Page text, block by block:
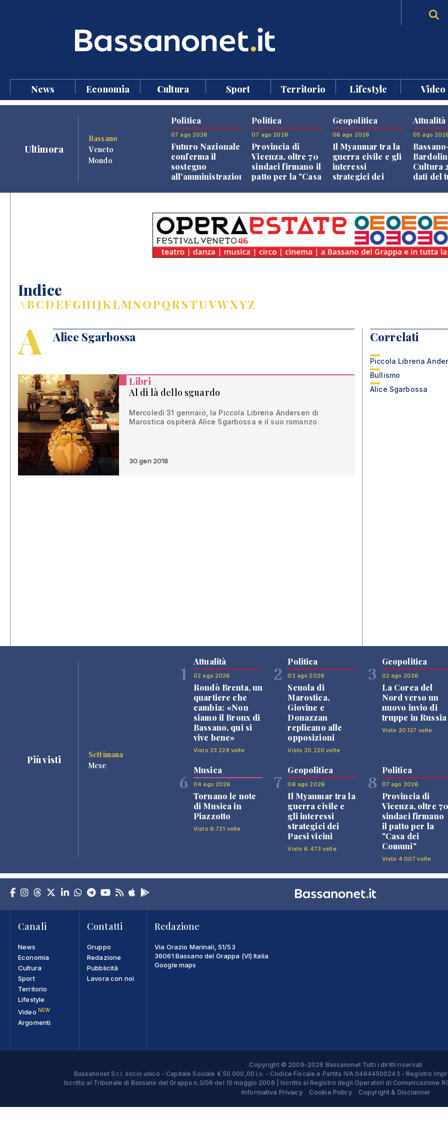
News Economia Cultura Sport Territorio Lifestyle Video
Ultimora
Bassano
Veneto
Mondo
Politica
07 ago 2026
Futuro Nazionale
conferma il
sostegno
all'amministrazione
Politica
07 ago 2026
Provincia di
Vicenza, oltre 70
sindaci firmano il
patto per la "Casa
Geopolitica
06 ago 2026
Il Myanmar tra la
guerra civile e gli
interessi
strategici dei
Attualità
05 ago
Cultura
dati del
Indice
ABCDEFGHIJKLMNOPQRSTUVWXYZ
A Alice Sgarbossa
Libri
Al di là dello sguardo
Mercoledì 31 gennaio, la Piccola Libreria Andersen di
Marostica ospiterà Alice Sgarbossa e il suo romanzo
30 gen 2018
Correlati
Piccola Libreria
Bullismo
Alice Sgarbossa
Più visti
Settimana
Mese
1
Attualità
02 ago 2026
Rondò Brenta, un
quartiere che
cambia: «Non
siamo il Bronx di
Bassano, qui si
vive bene»
Visto 23.228 volte
2
Politica
02 ago 2026
Scuola di
Marostica,
Giovine e
Donazzan
replicano alle
opposizioni
Visto 20.220 volte
3
Geopolitica
02 ago 2026
La Corea del
Nord verso un
nuovo invio di
truppe in Russia
Visto 20.137 volte
6
Musica
04 ago 2026
Tornano le note
di Musica in
Piazzotto
Visto 6.721 volte
7
Geopolitica
06 ago 2026
Il Myanmar tra la
guerra civile e
gli interessi
strategici dei
Paesi vicini
Visto 6.473 volte
8
Politica
07 ago 2026
Provincia di
Vicenza, oltre
sindaci firmano
il patto per la
"Casa dei
Comuni"
Visto 4.007 volte
Canali
News
Economia
Cultura
Sport
Territorio
Lifestyle
Video NEW
Argomenti
Contatti
Gruppo
Redazione
Pubblicità
Lavora con noi
Redazione
Via Orazio Marinali, 51/53
36061 Bassano del Grappa (VI) Italia
Google maps
Copyright © 2009-2026 Bassanonet Tutti i diritti riservati
Bassanonet S.r.l. socio unico - Capitale Sociale € 50.000,00 i.v. - Codice Fiscale e Partita IVA 04644500243 - Registro
Iscritto al Tribunale di Bassano del Grappa n.3/06 del 10 maggio 2006 | Iscritto al Registro degli Operatori di Comunicazione
Informativa Privacy Cookie Policy Copyright & Disclaimer